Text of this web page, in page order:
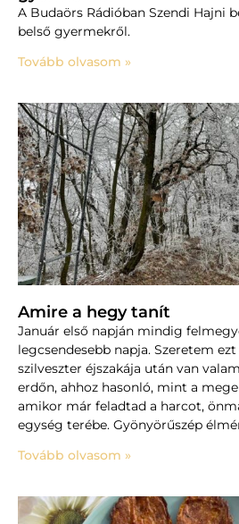
A Budaörs Rádióban Szendi Hajni
belső gyermekről.
Tovább olvasom »
Amire a hegy tanít
Január első napján mindig
legcsendesebb napja. Szeretem
szilveszter éjszakája után van
erdőn, ahhoz hasonló, mint a
amikor már feladtad a harcot,
egység terébe. Gyönyörűszép
Tovább olvasom »